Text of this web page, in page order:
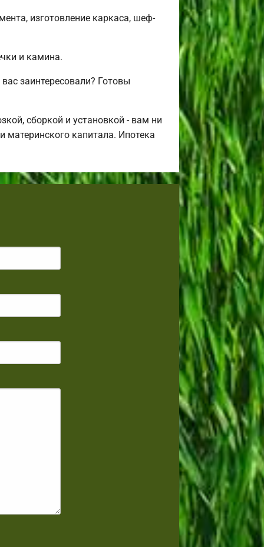
изготовление каркаса, шеф-
и камина.
заинтересовали? Готовы
сборкой и установкой - вам ни
капитала. Ипотека